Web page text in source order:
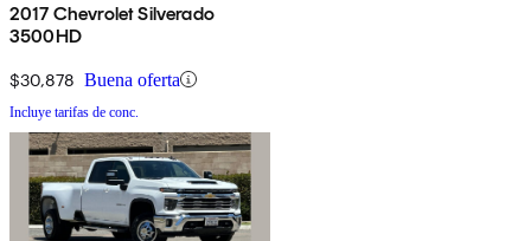
2017 Chevrolet Silverado
3500HD
$30,878 Buena oferta
Incluye tarifas de conc.